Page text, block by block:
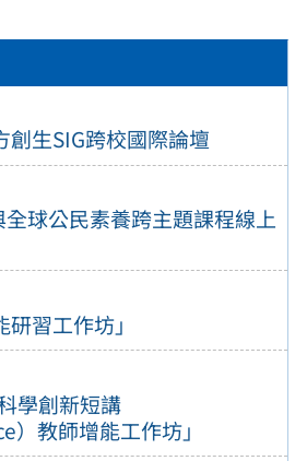
生SIG跨校國際論壇
全球公民素養跨主題課程線上
研習工作坊」
學創新短講
）教師增能工作坊」